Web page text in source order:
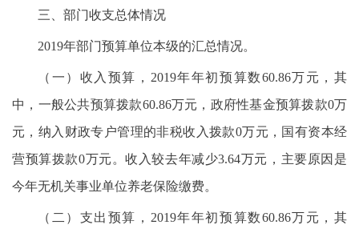
三、部门收支总体情况
2019年部门预算单位本级的汇总情况。
（一）收入预算，2019年年初预算数60.86万元，其
中，一般公共预算拨款60.86万元，政府性基金预算拨款0万
元，纳入财政专户管理的非税收入拨款0万元，国有资本经
营预算拨款0万元。收入较去年减少3.64万元，主要原因是
今年无机关事业单位养老保险缴费。
（二）支出预算，2019年年初预算数60.86万元，其